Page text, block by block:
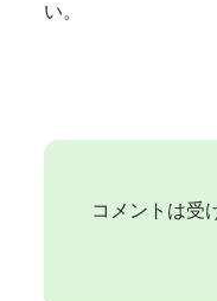
い。
コメントは受